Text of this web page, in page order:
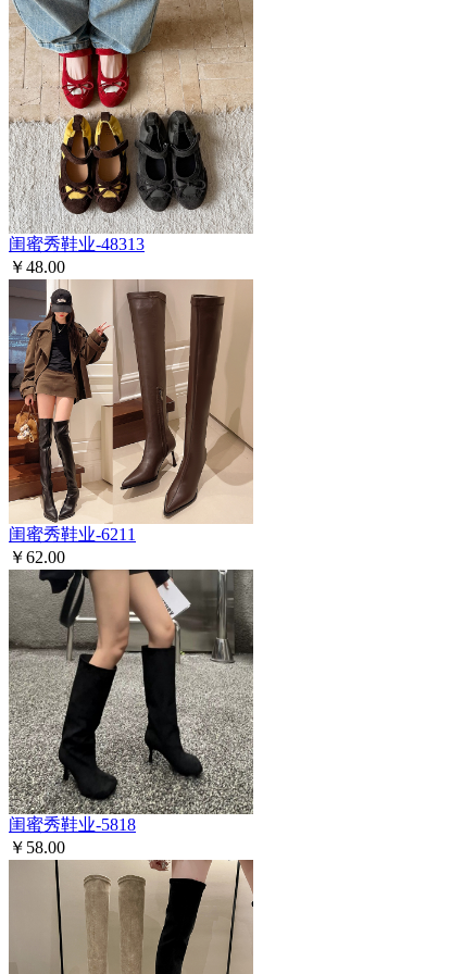
闺蜜秀鞋业-48313
￥48.00
闺蜜秀鞋业-6211
￥62.00
闺蜜秀鞋业-5818
￥58.00